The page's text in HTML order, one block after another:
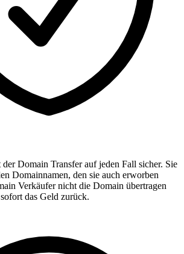
Domain Transfer auf jeden Fall sicher. Sie
Domainnamen, den sie auch erworben
Verkäufer nicht die Domain übertragen
das Geld zurück.